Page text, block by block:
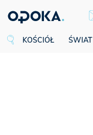
KOŚCIÓŁ ŚWIAT